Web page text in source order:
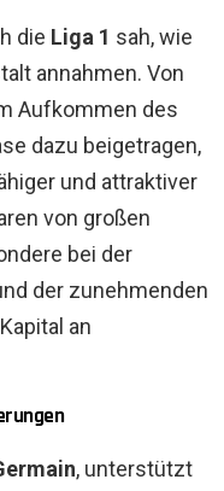
die Liga 1 sah, wie
annahmen. Von
Aufkommen des
dazu beigetragen,
und attraktiver
von großen
bei der
der zunehmenden
an
, unterstützt